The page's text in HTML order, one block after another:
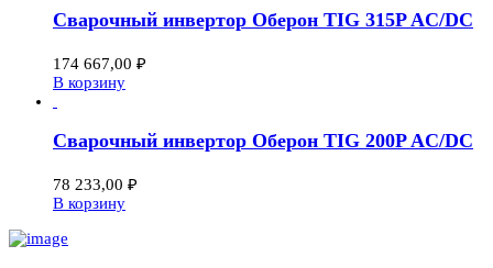
Сварочный инвертор Оберон TIG 315P AC/DC
174 667,00 ₽
В корзину
Сварочный инвертор Оберон TIG 200P AC/DC
78 233,00 ₽
В корзину